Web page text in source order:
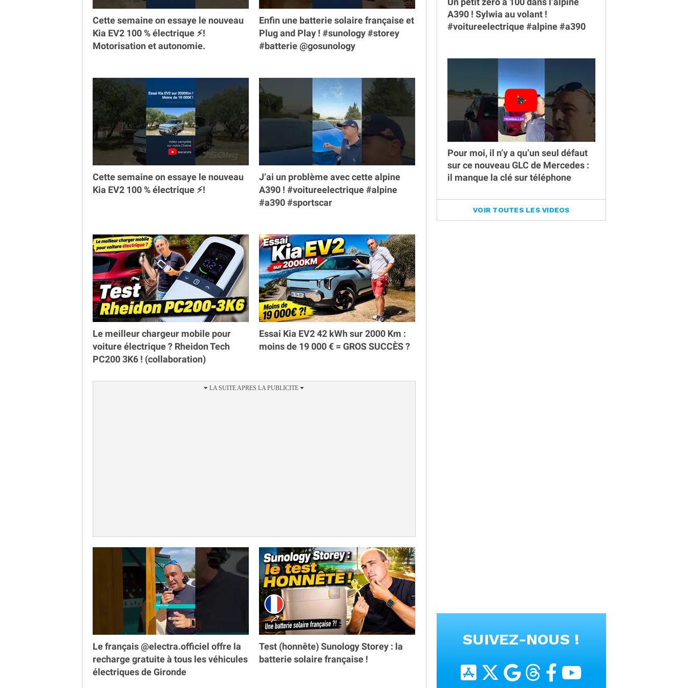
Cette semaine on essaye le nouveau
Kia EV2 100 % électrique ⚡️!
Motorisation et autonomie.
Enfin une batterie solaire française et
Plug and Play ! #sunology #storey
#batterie @gosunology
Cette semaine on essaye le nouveau
Kia EV2 100 % électrique ⚡️!
J’ai un problème avec cette alpine
A390 ! #voitureelectrique #alpine
#a390 #sportscar
Le meilleur chargeur mobile pour
voiture électrique ? Rheidon Tech
PC200 3K6 ! (collaboration)
Essai Kia EV2 42 kWh sur 2000 Km :
moins de 19 000 € = GROS SUCCÈS ?
Le français @electra.officiel offre la
recharge gratuite à tous les véhicules
électriques de Gironde
Test (honnête) Sunology Storey : la
batterie solaire française !
A390 ￼! Sylwia au volant !
#voitureelectrique #alpine #a390
Pour moi, il n’y a qu’un seul défaut
sur ce nouveau GLC de Mercedes :
il manque la clé sur téléphone
VOIR TOUTES LES VIDEOS
SUIVEZ-NOUS !